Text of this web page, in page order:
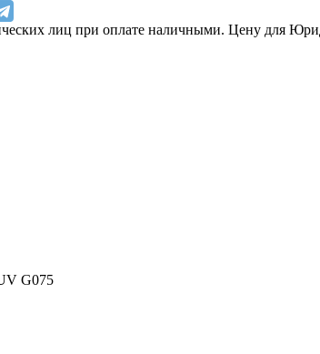
лиц при оплате наличными. Цену для
G075